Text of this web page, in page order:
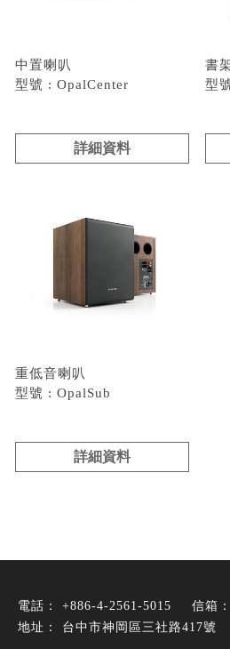
中置喇叭
型號 : OpalCenter
詳細資料
書
重低音喇叭
型號 : OpalSub
詳細資料
+886-4-2561-5015
台中市神岡區三社路417號